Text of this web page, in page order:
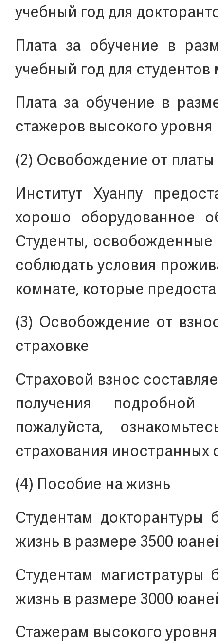
учебный год для
Плата за обучение в
учебный год для
Плата за обучение в
стажеров высокого уровня
(2) Освобождение от
Институт Хуанпу
хорошо оборудованное
Студенты,
соблюдать условия
комнате, которые
(3) Освобождение от
страховке
Страховой взнос
получения
пожалуйста,
страхования иностранных
(4) Пособие на жизнь
Студентам докторантуры
жизнь в размере 3500
Студентам магистратуры
жизнь в размере 3000
Стажерам высокого